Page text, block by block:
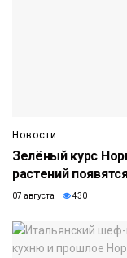
Новости
Зелёный курс
растений
07 августа 430